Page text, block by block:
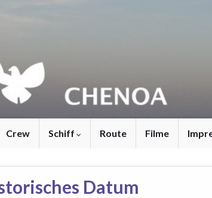
Crew Schiff Route Filme
Datum